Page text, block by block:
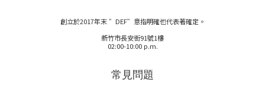
創立於2017年末 ”DEF”意指明確也代表著確定。
新竹市長安街91號1樓
02:00-10:00 p.m.
常見問題